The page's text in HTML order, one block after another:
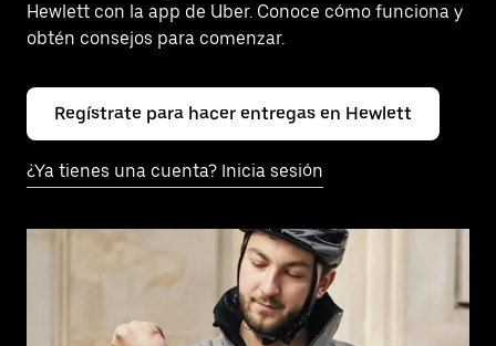
Hewlett con la app de Uber. Conoce cómo funciona y
obtén consejos para comenzar.
Regístrate para hacer entregas en Hewlett
¿Ya tienes una cuenta? Inicia sesión